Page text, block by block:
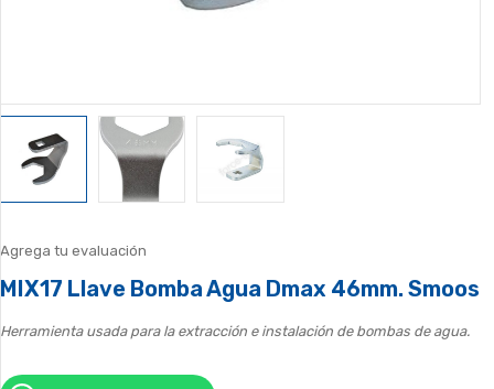
Agrega tu evaluación
MIX17 Llave Bomba Agua Dmax 46mm. Smoos
Herramienta usada para la extracción e instalación de bombas de agua.